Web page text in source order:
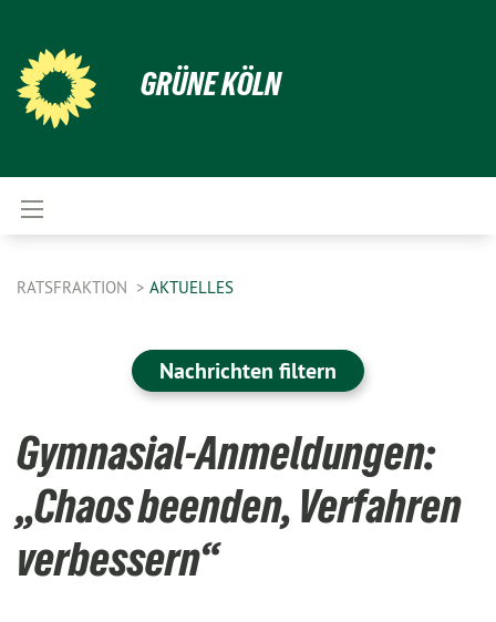
GRÜNE KÖLN
RATSFRAKTION AKTUELLES
Nachrichten filtern
Gymnasial-Anmeldungen:
„Chaos beenden, Verfahren
verbessern“